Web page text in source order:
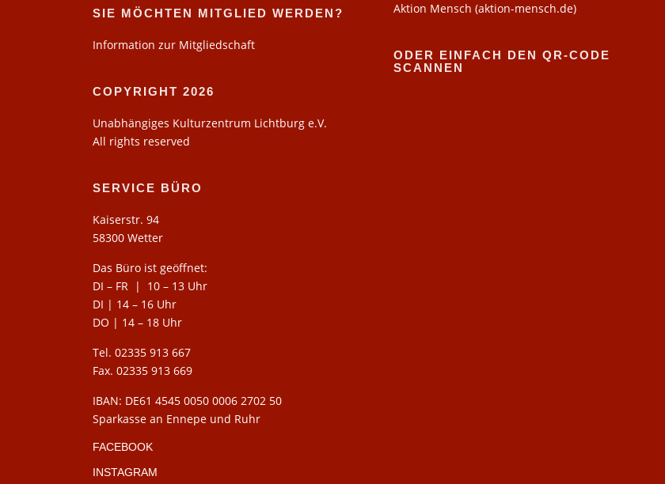
SIE MÖCHTEN MITGLIED WERDEN?
Information zur Mitgliedschaft
COPYRIGHT 2026
Unabhängiges Kulturzentrum Lichtburg e.V.
All rights reserved
SERVICE BÜRO
Kaiserstr. 94
58300 Wetter
Das Büro ist geöffnet:
DI – FR | 10 – 13 Uhr
DI | 14 – 16 Uhr
DO | 14 – 18 Uhr
Tel. 02335 913 667
Fax. 02335 913 669
IBAN: DE61 4545 0050 0006 2702 50
Sparkasse an Ennepe und Ruhr
FACEBOOK
INSTAGRAM
Aktion Mensch (aktion-mensch.de)
ODER EINFACH DEN QR-CODE
SCANNEN